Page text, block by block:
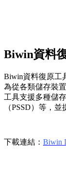
Biwin資料
Biwin資料復原工
為從各類儲存裝
工具支援多種儲
（PSSD）等，
下載連結： Biwin